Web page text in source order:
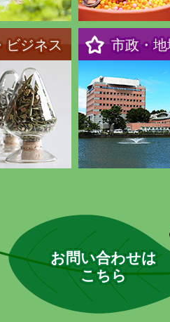
ビジネス 市政・
お問い合わせは
こちら